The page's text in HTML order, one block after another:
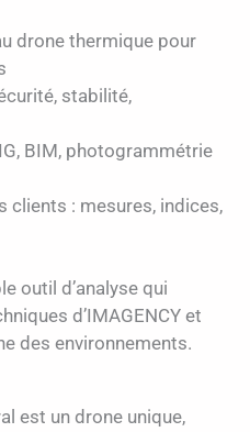
drone thermique pour
stabilité,
BIM, photogrammétrie
clients : mesures, indices,
outil d’analyse qui
d’IMAGENCY et
des environnements.
est un drone unique,